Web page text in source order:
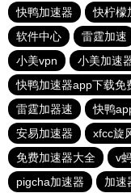
快鸭加速器
快柠檬
软件中心
雷霆加速
小美vpn
小美加速
快鸭加速器app下载免
雷霆加器速
快鸭
安易加速器
xfcc旋
免费加速器大全
v
pigcha加速器
加速